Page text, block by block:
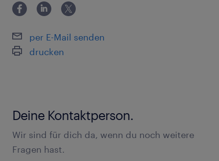
per E-Mail senden
drucken
Deine Kontaktperson.
Wir sind für dich da, wenn du noch weitere
Fragen hast.